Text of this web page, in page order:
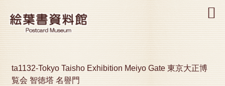
ta1132-Tokyo Taisho Exhibition Meiyo Gate 東京大正博
覧会 智徳塔 名譽門